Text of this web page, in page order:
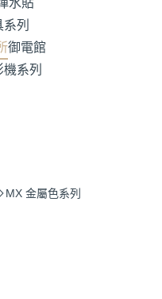
水貼
列
御電館
系列
MX 金屬色系列